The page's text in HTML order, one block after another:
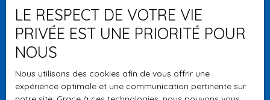
Estimation
Budget max (€)
Surface min (m²)
Rechercher
LE RESPECT DE VOTRE VIE
PRIVÉE EST UNE PRIORITÉ POUR
NOUS
Nous utilisons des cookies afin de vous offrir une
expérience optimale et une communication pertinente sur